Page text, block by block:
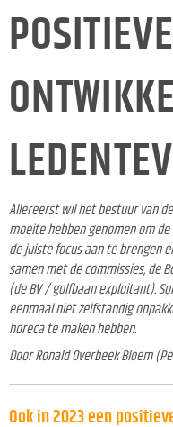
POSITIEVE
Allereerst wil het bestuur van
moeite hebben genomen om
de juiste focus aan te brengen
samen met de commissies, de
(de BV / golfbaan exploitant).
eenmaal niet zelfstandig
horeca te maken hebben.
Door Ronald Overbeek Bloem
Ook in 2023 een